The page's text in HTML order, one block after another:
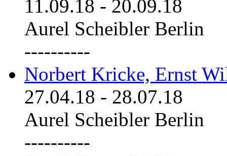
11.09.18 - 20.09.18
Aurel Scheibler Berlin
----------
Norbert Kricke, Ernst
27.04.18 - 28.07.18
Aurel Scheibler Berlin
----------